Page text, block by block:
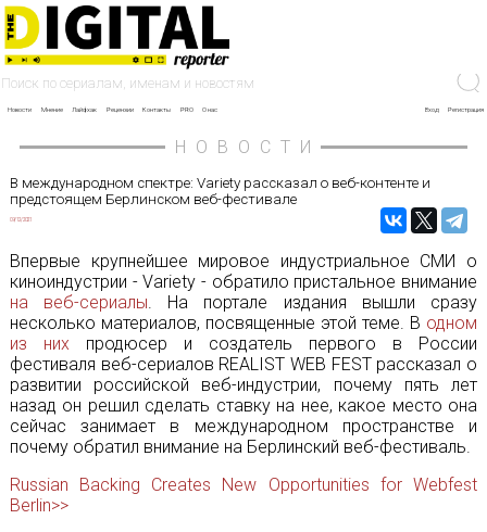
Новости Мнение Лайфхак Рецензии Контакты PRO О нас Вход Регистрация
НОВОСТИ
В международном спектре: Variety рассказал о веб-контенте и
предстоящем Берлинском веб-фестивале
09/12/2021
Впервые крупнейшее мировое индустриальное СМИ о
киноиндустрии - Variety - обратило пристальное внимание
на веб-сериалы. На портале издания вышли сразу
несколько материалов, посвященные этой теме. В одном
из нихпродюсер и создатель первого в России
фестиваля веб-сериалов REALIST WEB FEST рассказал о
развитии российской веб-индустрии, почему пять лет
назад он решил сделать ставку на нее, какое место она
сейчас занимает в международном пространстве и
почему обратил внимание на Берлинский веб-фестиваль.
Russian Backing Creates New Opportunities for Webfest
Berlin>>